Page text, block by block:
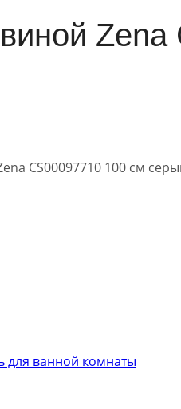
CS00097710 100 см
для ванной комнаты